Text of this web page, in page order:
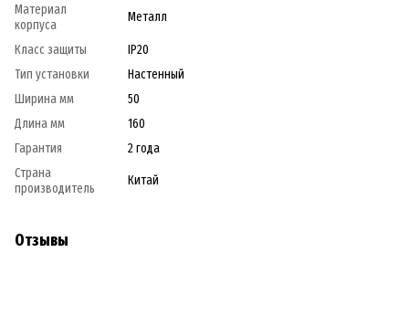
Материал
корпуса
Металл
Класс защиты
IP20
Тип установки
Настенный
Ширина мм
50
Длина мм
160
Гарантия
2 года
Страна
производитель
Китай
Отзывы